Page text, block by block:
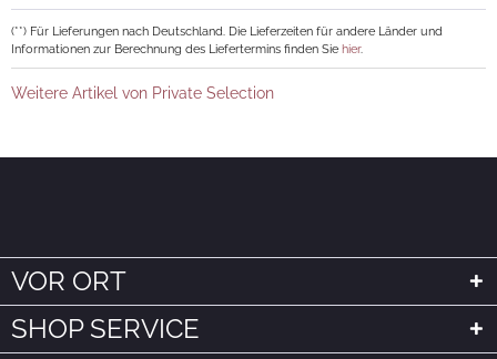
(**) Für Lieferungen nach Deutschland. Die Lieferzeiten für andere Länder und
Informationen zur Berechnung des Liefertermins finden Sie hier.
Weitere Artikel von Private Selection
VOR ORT
SHOP SERVICE